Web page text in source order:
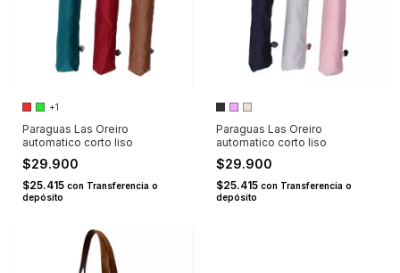
+1
Paraguas Las Oreiro
automatico corto liso
$29.900
$25.415 con Transferencia o
depósito
Paraguas Las Oreiro
automatico corto liso
$29.900
$25.415 con Transferencia o
depósito